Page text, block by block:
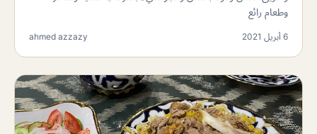
وطعام رائع
6 أبريل 2021 ahmed azzazy